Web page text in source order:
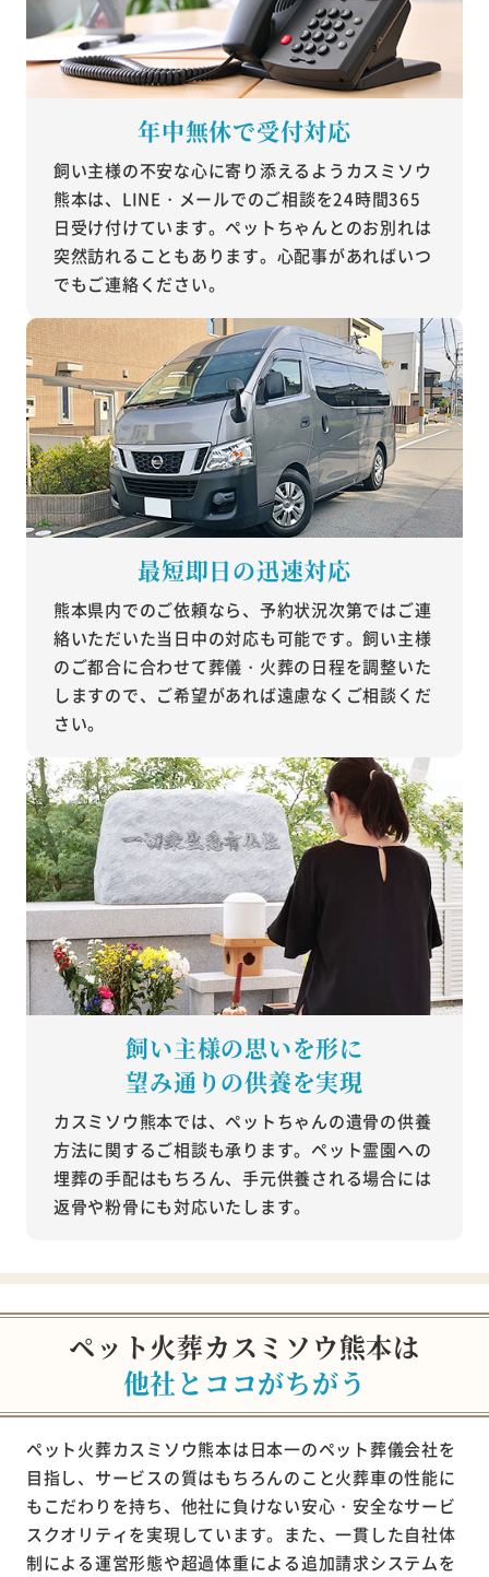
年中無休で受付対応
飼い主様の不安な心に寄り添えるようカスミソウ
熊本は、LINE・メールでのご相談を24時間365
日受け付けています。ペットちゃんとのお別れは
突然訪れることもあります。心配事があればいつ
でもご連絡ください。
最短即日の迅速対応
熊本県内でのご依頼なら、予約状況次第ではご連
絡いただいた当日中の対応も可能です。飼い主様
のご都合に合わせて葬儀・火葬の日程を調整いた
しますので、ご希望があれば遠慮なくご相談くだ
さい。
飼い主様の思いを形に
望み通りの供養を実現
カスミソウ熊本では、ペットちゃんの遺骨の供養
方法に関するご相談も承ります。ペット霊園への
埋葬の手配はもちろん、手元供養される場合には
返骨や粉骨にも対応いたします。
ペット火葬カスミソウ熊本は
他社とココがちがう
ペット火葬カスミソウ熊本は日本一のペット葬儀会社を
目指し、サービスの質はもちろんのこと火葬車の性能に
もこだわりを持ち、他社に負けない安心・安全なサービ
スクオリティを実現しています。また、一貫した自社体
制による運営形態や超過体重による追加請求システムを